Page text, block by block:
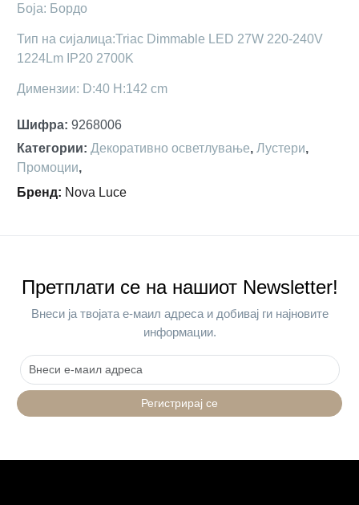
Боја: Бордо
Тип на сијалица:Triac Dimmable LED 27W 220-240V
1224Lm IP20 2700K
Димензии: D:40 H:142 cm
Шифра: 9268006
Категории: Декоративно осветлување, Лустери,
Промоции,
Бренд: Nova Luce
Претплати се на нашиот Newsletter!
Внеси ја твојата е-маил адреса и добивај ги најновите
информации.
Регистрирај се